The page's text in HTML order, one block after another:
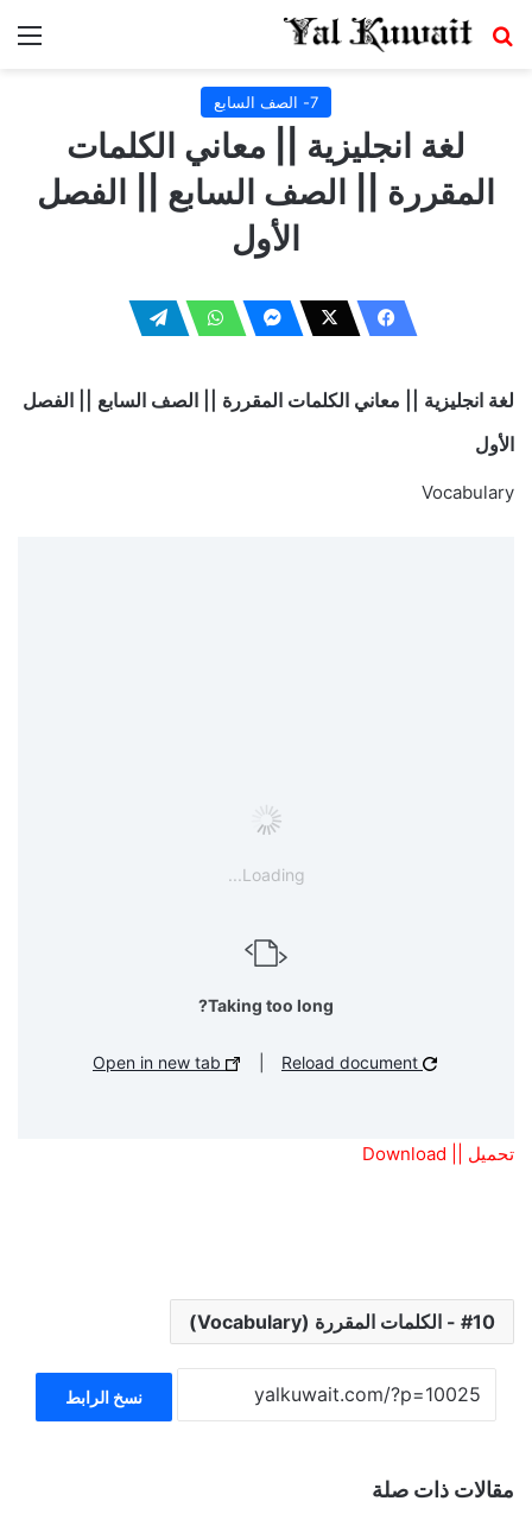
بحث عن
7- الصف السابع
لغة انجليزية || معاني الكلمات
المقررة || الصف السابع || الفصل
الأول
لغة انجليزية || معاني الكلمات المقررة || الصف السابع || الفصل
الأول
Vocabulary
Loading...
Taking too long?
تحميل || Download
10 - الكلمات المقررة (Vocabulary)
نسخ الرابط
مقالات ذات صلة